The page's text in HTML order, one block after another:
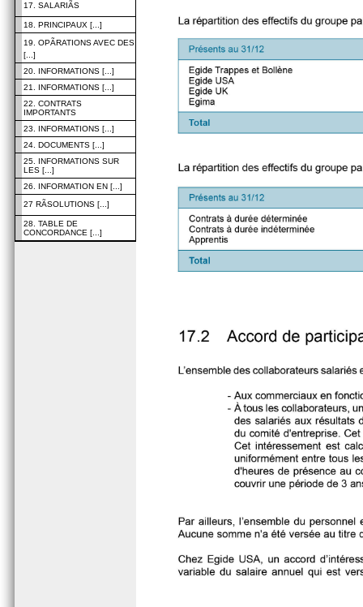
17. SALARIÃS
18. PRINCIPAUX [...]
19. OPÃRATIONS AVEC DES
[...]
20. INFORMATIONS [...]
21. INFORMATIONS [...]
22. CONTRATS
IMPORTANTS
23. INFORMATIONS [...]
24. DOCUMENTS [...]
25. INFORMATIONS SUR
LES [...]
26. INFORMATION EN [...]
27 RÃSOLUTIONS [...]
28. TABLE DE
CONCORDANCE [...]